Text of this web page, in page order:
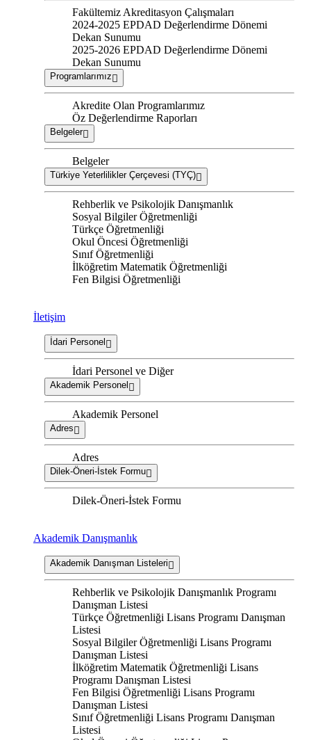
Fakültemiz Akreditasyon Çalışmaları
2024-2025 EPDAD Değerlendirme Dönemi
Dekan Sunumu
2025-2026 EPDAD Değerlendirme Dönemi
Dekan Sunumu
Programlarımız
Akredite Olan Programlarımız
Öz Değerlendirme Raporları
Belgeler
Belgeler
Türkiye Yeterlilikler Çerçevesi (TYÇ)
Rehberlik ve Psikolojik Danışmanlık
Sosyal Bilgiler Öğretmenliği
Türkçe Öğretmenliği
Okul Öncesi Öğretmenliği
Sınıf Öğretmenliği
İlköğretim Matematik Öğretmenliği
Fen Bilgisi Öğretmenliği
İletişim
İdari Personel
İdari Personel ve Diğer
Akademik Personel
Akademik Personel
Adres
Adres
Dilek-Öneri-İstek Formu
Dilek-Öneri-İstek Formu
Akademik Danışmanlık
Akademik Danışman Listeleri
Rehberlik ve Psikolojik Danışmanlık Programı
Danışman Listesi
Türkçe Öğretmenliği Lisans Programı Danışman
Listesi
Sosyal Bilgiler Öğretmenliği Lisans Programı
Danışman Listesi
İlköğretim Matematik Öğretmenliği Lisans
Programı Danışman Listesi
Fen Bilgisi Öğretmenliği Lisans Programı
Danışman Listesi
Sınıf Öğretmenliği Lisans Programı Danışman
Listesi